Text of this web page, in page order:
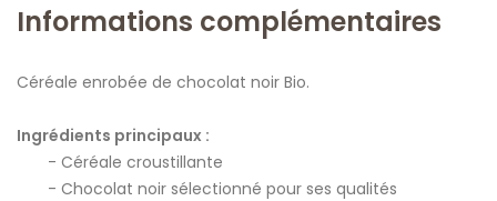
Informations complémentaires
Céréale enrobée de chocolat noir Bio.
Ingrédients principaux :
Céréale croustillante
Chocolat noir sélectionné pour ses qualités